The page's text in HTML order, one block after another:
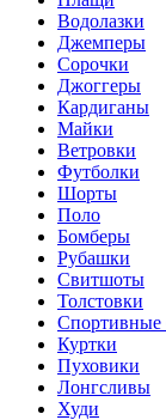
Водолазки
Джемперы
Сорочки
Джоггеры
Кардиганы
Майки
Ветровки
Футболки
Шорты
Поло
Бомберы
Рубашки
Свитшоты
Толстовки
Спортивные
Куртки
Пуховики
Лонгсливы
Худи